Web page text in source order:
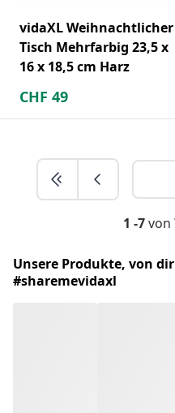
vidaXL Weihnachtlicher
Tisch Mehrfarbig 23,5 x
16 x 18,5 cm Harz
CHF 49
1 -7von
Unsere Produkte, von
#sharemevidaxl